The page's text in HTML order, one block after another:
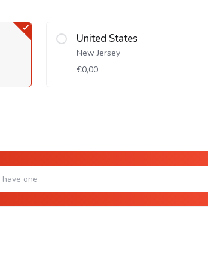
United States
New Jersey
€0,00